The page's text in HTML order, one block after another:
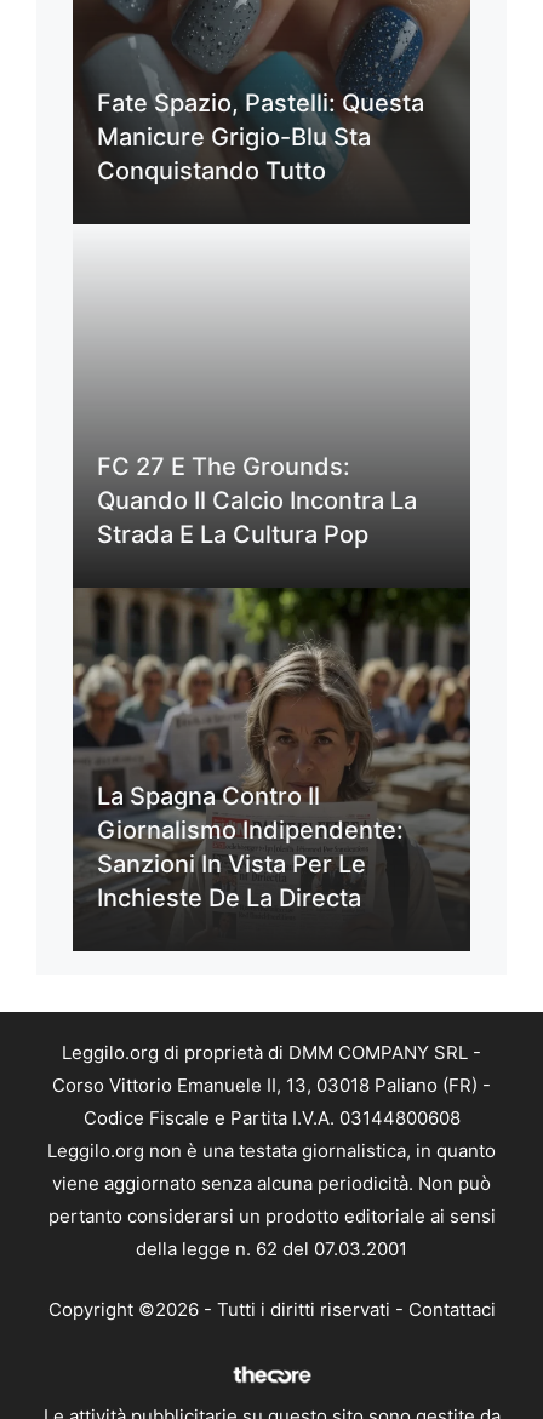
Fate Spazio, Pastelli: Questa
Manicure Grigio-Blu Sta
Conquistando Tutto
FC 27 E The Grounds:
Quando Il Calcio Incontra La
Strada E La Cultura Pop
La Spagna Contro Il
Giornalismo Indipendente:
Sanzioni In Vista Per Le
Inchieste De La Directa
Leggilo.org di proprietà di DMM COMPANY SRL -
Corso Vittorio Emanuele II, 13, 03018 Paliano (FR) -
Codice Fiscale e Partita I.V.A. 03144800608
Leggilo.org non è una testata giornalistica, in quanto
viene aggiornato senza alcuna periodicità. Non può
pertanto considerarsi un prodotto editoriale ai sensi
della legge n. 62 del 07.03.2001
Copyright ©2026 - Tutti i diritti riservati - Contattaci